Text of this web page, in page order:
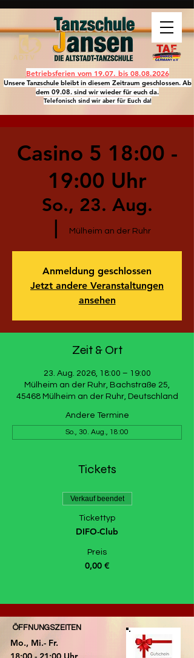
Betriebsferien vom 19.07. bis 08.08.2026
Unsere Tanzschule bleibt in diesem Zeitraum geschlossen. Ab
dem 09.08. sind wir wieder für euch da.
Telefonisch sind wir aber für Euch da!
Casino 5 18:00 -
19:00 Uhr
So., 23. Aug.
Mülheim an der Ruhr
Anmeldung geschlossen
Jetzt andere Veranstaltungen
ansehen
Zeit & Ort
23. Aug. 2026, 18:00 – 19:00
Mülheim an der Ruhr, Bachstraße 25,
45468 Mülheim an der Ruhr, Deutschland
Andere Termine
So., 30. Aug., 18:00
Tickets
Verkauf beendet
Tickettyp
DIFO-Club
Preis
0,00 €
ÖFFNUNGSZEITEN
Mo., Mi.- Fr.